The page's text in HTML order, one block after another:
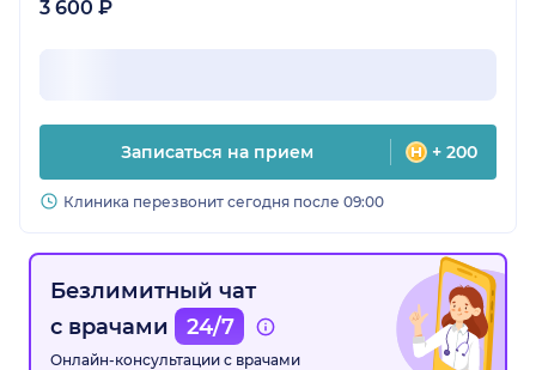
3 600 ₽
Записаться на прием + 200
Клиника перезвонит сегодня после 09:00
Безлимитный чат
с врачами
24/7
Онлайн-консультации с врачами